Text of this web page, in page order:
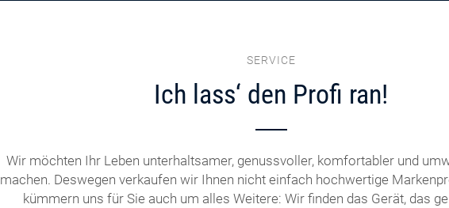
SERVICE
Ich lass‘ den Profi ran!
Wir möchten Ihr Leben unterhaltsamer, genussvoller, komfortabler und
machen. Deswegen verkaufen wir Ihnen nicht einfach hochwertige
kümmern uns für Sie auch um alles Weitere: Wir finden das Gerät, das